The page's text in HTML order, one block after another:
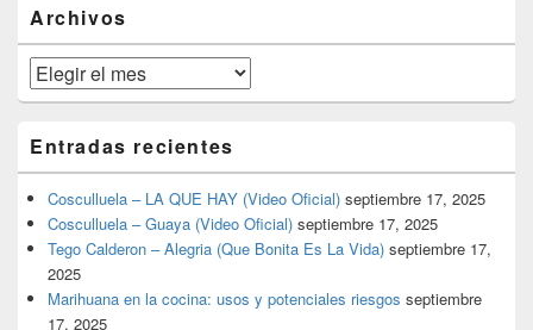
lateral
primaria
Archivos
Archivos
Entradas recientes
Cosculluela – LA QUE HAY (Video Oficial) septiembre 17, 2025
Cosculluela – Guaya (Video Oficial) septiembre 17, 2025
Tego Calderon – Alegria (Que Bonita Es La Vida) septiembre 17,
2025
Marihuana en la cocina: usos y potenciales riesgos septiembre
17, 2025